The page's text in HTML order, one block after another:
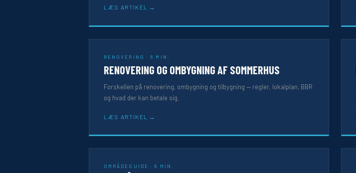
LÆS ARTIKEL
RENOVERING · 6 MIN.
RENOVERING OG OMBYGNING AF SOMMERHUS
Forskellen på renovering, ombygning og tilbygning — regler, lokalplan, BBR
og hvad der kan betale sig.
LÆS ARTIKEL
OMRÅDEGUIDE · 6 MIN.